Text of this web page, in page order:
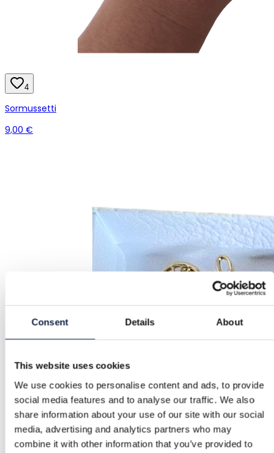
Consent Details About
This website uses cookies
We use cookies to personalise content and ads, to provide
social media features and to analyse our traffic. We also
share information about your use of our site with our social
media, advertising and analytics partners who may
combine it with other information that you’ve provided to
4
Sormussetti
9,00 €